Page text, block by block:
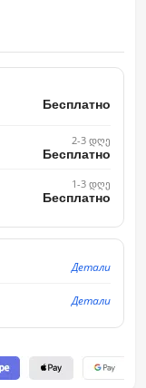
Бесплатно
2-3 დღე
Бесплатно
1-3 დღე
Бесплатно
Детали
Детали